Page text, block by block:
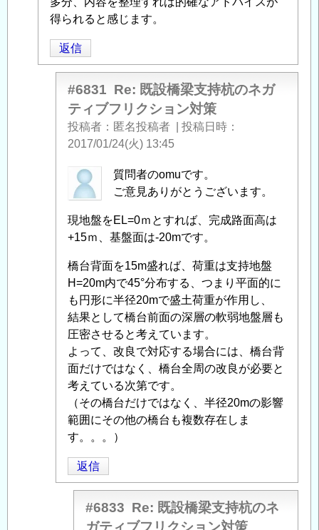
に
よ
る
「Re:
既
」
信
得られると感じます。
返信
#6831 Re: 既設橋梁支持杭のネガ
ティブフリクション対策
投稿者 匿名投稿者
投稿日時
2017/01/24(火) 13:45
匿
名
稿
者
に
よ
る
「Re:
既
設
橋
梁
支
持
杭
ネ
ガ
質問者のomuです。
ご意見ありがとうございます。
現地盤をEL=0ｍとすれば、完成路面高は
+15ｍ、基盤面は-20mです。
橋台背面を15m盛れば、荷重は支持地盤
H=20m内で45°分布する、つまり平面的に
も円形に半径20mで盛土荷重が作用し、
結果として橋台前面の深層の軟弱地盤層も
圧密させると考えています。
よって、改良で対応する場合には、橋台背
面だけではなく、橋台全周の改良が必要と
考えている次第です。
（その橋台だけではなく、半径20mの影響
範囲にその他の橋台も複数存在しま
す。。。）
返信
#6833 Re: 既設橋梁支持杭のネ
ガティブフリクション対策